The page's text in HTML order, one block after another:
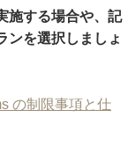
施する場合や、記
ンを選択しましょ
の制限事項と仕